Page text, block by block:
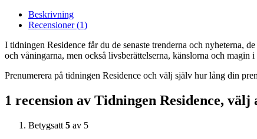
Beskrivning
Recensioner (1)
I tidningen Residence får du de senaste trenderna och nyheterna,
och våningarna, men också livsberättelserna, känslorna och magin i
Prenumerera på tidningen Residence och välj själv hur lång din
1 recension av Tidningen Residence, välj
Betygsatt 5 av 5